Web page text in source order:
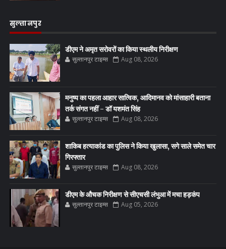
सुल्तानपुर
डीएम ने अमृत सरोवरों का किया स्थलीय निरीक्षण
सुल्तानपुर टाइम्स Aug 08, 2026
मनुष्य का पहला आहार सात्विक, आदिमानव को मांसाहारी बताना
तर्क संगत नहीं - डॉ यशमंत सिंह
सुल्तानपुर टाइम्स Aug 08, 2026
शाकिब हत्याकांड का पुलिस ने किया खुलासा, सगे साले समेत चार
गिरफ्तार
सुल्तानपुर टाइम्स Aug 08, 2026
डीएम के औचक निरीक्षण से सीएचसी लंभुआ में मचा हड़कंप
सुल्तानपुर टाइम्स Aug 05, 2026